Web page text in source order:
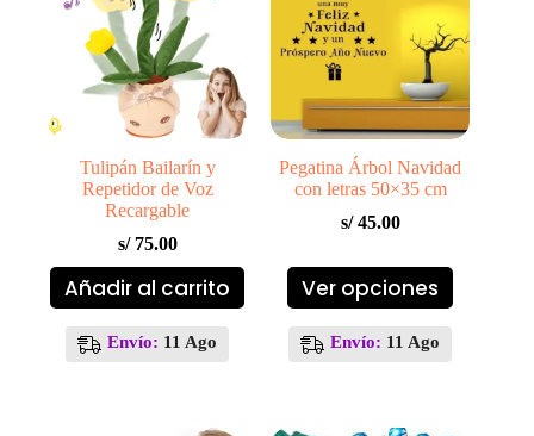
Tulipán Bailarín y
Repetidor de Voz
Recargable
s/75.00
Añadir al carrito
Envío: 11 Ago
Pegatina Árbol Navidad
con letras 50×35 cm
s/45.00
Ver opciones
Este
producto
múltiples
Envío: 11 Ago